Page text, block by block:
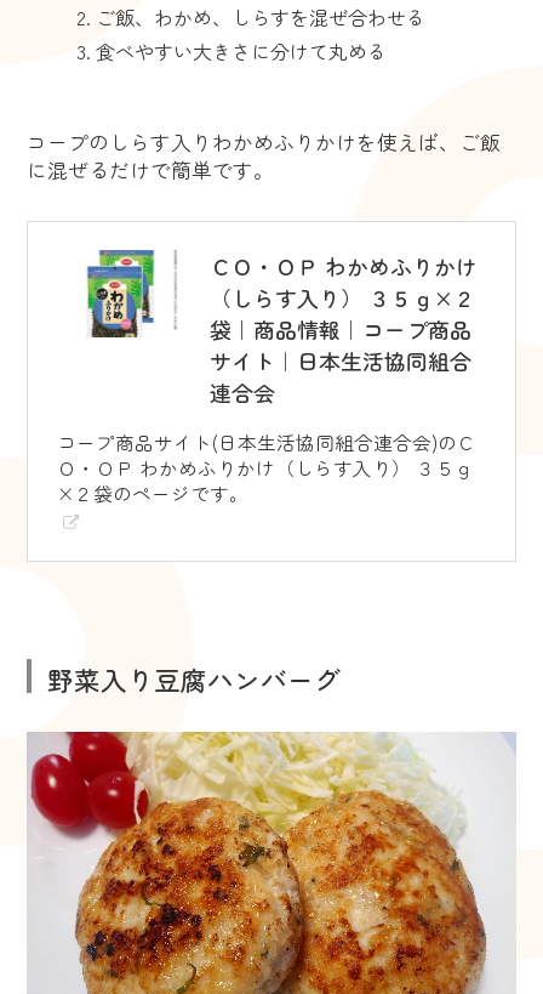
ご飯、わかめ、しらすを混ぜ合わせる
食べやすい大きさに分けて丸める
コープのしらす入りわかめふりかけを使えば、ご飯
に混ぜるだけで簡単です。
ＣＯ・ＯＰ わかめふりかけ
（しらす入り） ３５ｇ×２
袋｜商品情報｜コープ商品
サイト｜日本生活協同組合
連合会
コープ商品サイト(日本生活協同組合連合会)のＣ
Ｏ・ＯＰ わかめふりかけ（しらす入り） ３５ｇ
×２袋のページです。
野菜入り豆腐ハンバーグ